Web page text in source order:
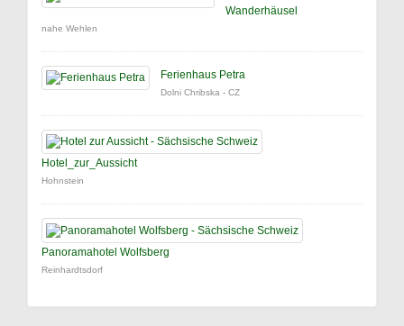
Wanderhäusel
nahe Wehlen
Ferienhaus Petra
Dolni Chribska - CZ
Hotel_zur_Aussicht
Hohnstein
Panoramahotel Wolfsberg
Reinhardtsdorf